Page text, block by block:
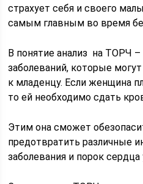
страхует себя и своего
самым главным во время
В понятие анализ на ТОРЧ
заболеваний, которые
к младенцу. Если женщина
то ей необходимо сдать
Этим она сможет
предотвратить различные
заболевания и порок